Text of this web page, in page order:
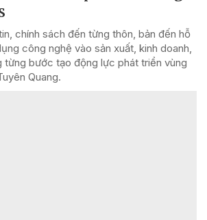
chính sách đến từng thôn, bản đến hỗ
công nghệ vào sản xuất, kinh doanh,
từng bước tạo động lực phát triển vùng
Quang.